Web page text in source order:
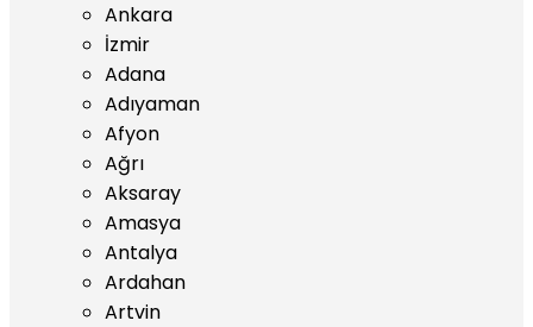
Ankara
İzmir
Adana
Adıyaman
Afyon
Ağrı
Aksaray
Amasya
Antalya
Ardahan
Artvin